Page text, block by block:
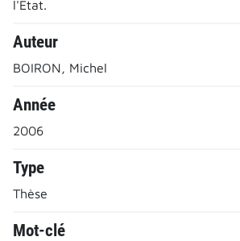
l'État.
Auteur
BOIRON, Michel
Année
2006
Type
Thèse
Mot-clé